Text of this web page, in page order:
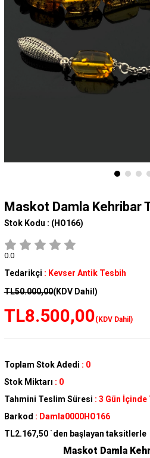
Maskot Damla Kehribar
Stok Kodu : (HO166)
0.0
Tedarikçi : Kevser Antik Tesbih
TL50.000,00(KDV Dahil)
TL8.500,00(KDV Dahil)
Toplam Stok Adedi : 0
Stok Miktarı : 0
Tahmini Teslim Süresi : 3 Gün İçinde
Barkod : Damla0000HO166
TL2.167,50 `den başlayan taksitlerle
Maskot Damla